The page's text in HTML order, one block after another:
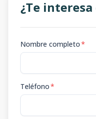
¿Te
Nombre completo*
Teléfono*